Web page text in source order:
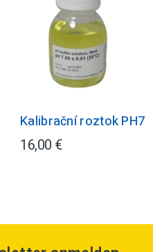
Kalibrační roztok PH7
16,00 €